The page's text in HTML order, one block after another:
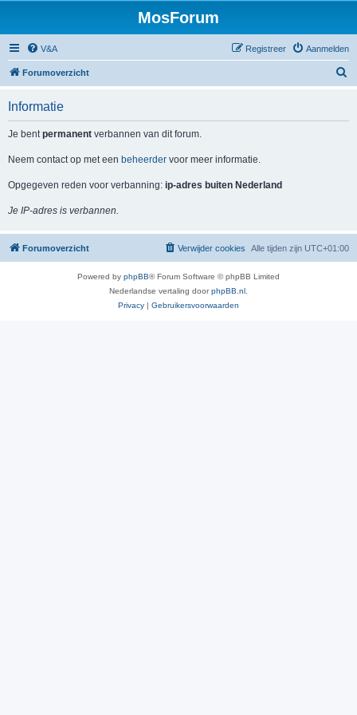
MosForum
V&A Aanmelden
Registreer
Forumoverzicht
Informatie
Je bentpermanent verbannen van dit forum.
Neem contact op met een beheerder voor meer informatie.
Opgegeven reden voor verbanning: ip-adres buiten Nederland
Je IP-adres is verbannen.
Forumoverzicht Alle tijden zijn UTC+01:00
Verwijder cookies
Powered by phpBB® Forum Software © phpBB Limited
Nederlandse vertaling doorphpBB.nl
Privacy | Gebruikersvoorwaarden